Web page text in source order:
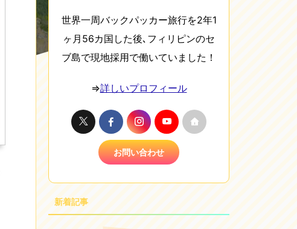
世界一周バックパッカー旅行を2年1
ヶ月56カ国した後､フィリピンのセ
ブ島で現地採用で働いていました！
⇒詳しいプロフィール
お問い合わせ
新着記事